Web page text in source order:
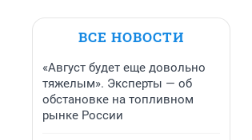
ВСЕ НОВОСТИ
«Август будет еще довольно
тяжелым». Эксперты — об
обстановке на топливном
рынке России